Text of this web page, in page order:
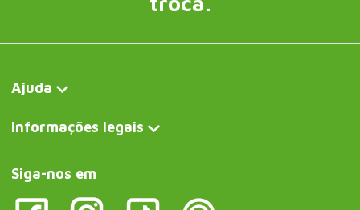
Ajuda
Informações legais
Siga-nos em